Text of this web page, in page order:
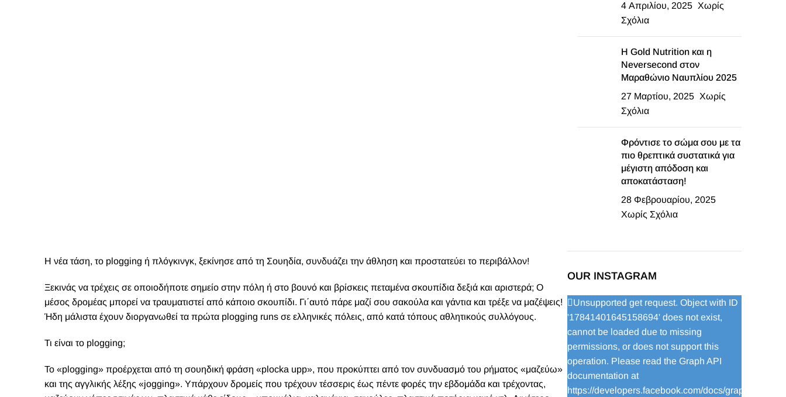
Η νέα τάση, το plogging ή πλόγκινγκ, ξεκίνησε από τη Σουηδία, συνδυάζει την άθληση και προστατεύει το περιβάλλον!
Ξεκινάς να τρέχεις σε οποιοδήποτε σημείο στην πόλη ή στο βουνό και βρίσκεις πεταμένα σκουπίδια δεξιά και αριστερά; Ο
μέσος δρομέας μπορεί να τραυματιστεί από κάποιο σκουπίδι. Γι΄αυτό πάρε μαζί σου σακούλα και γάντια και τρέξε να μαζέψεις!
Ήδη μάλιστα έχουν διοργανωθεί τα πρώτα plogging runs σε ελληνικές πόλεις, από κατά τόπους αθλητικούς συλλόγους.
Τι είναι το plogging;
Το «plogging» προέρχεται από τη σουηδική φράση «plocka upp», που προκύπτει από τον συνδυασμό του ρήματος «μαζεύω»
και της αγγλικής λέξης «jogging». Υπάρχουν δρομείς που τρέχουν τέσσερις έως πέντε φορές την εβδομάδα και τρέχοντας,
4 Απριλίου, 2025 Χωρίς
Σχόλια
Η Gold Nutrition και η
Neversecond στον
Μαραθώνιο Ναυπλίου 2025
27 Μαρτίου, 2025 Χωρίς
Σχόλια
Φρόντισε το σώμα σου με τα
πιο θρεπτικά συστατικά για
μέγιστη απόδοση και
αποκατάσταση!
28 Φεβρουαρίου, 2025
Χωρίς Σχόλια
OUR INSTAGRAM
Unsupported get request. Object with ID
'17841401645158694' does not exist,
cannot be loaded due to missing
permissions, or does not support this
operation. Please read the Graph API
documentation at
https://developers.facebook.com/docs/graph-